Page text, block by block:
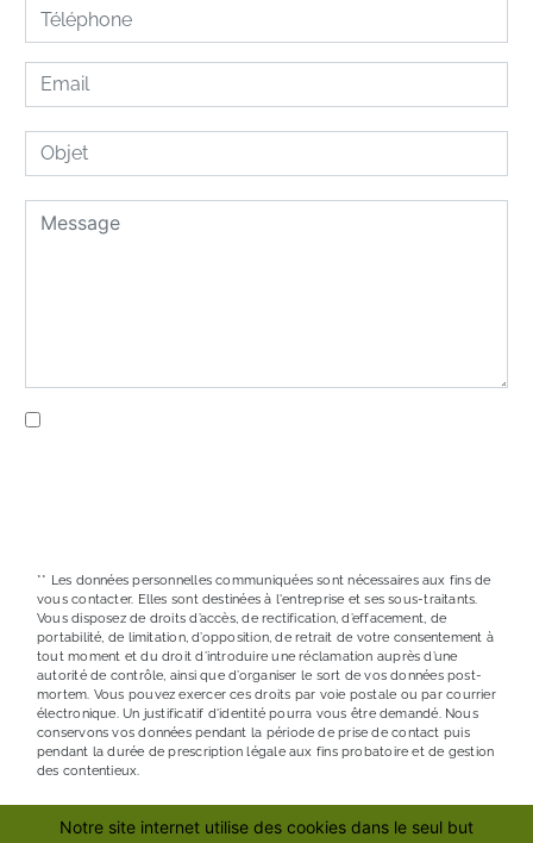
** Les données personnelles communiquées sont nécessaires aux fins de
vous contacter. Elles sont destinées à l'entreprise et ses sous-traitants.
Vous disposez de droits d’accès, de rectification, d’effacement, de
portabilité, de limitation, d’opposition, de retrait de votre consentement à
tout moment et du droit d’introduire une réclamation auprès d’une
autorité de contrôle, ainsi que d’organiser le sort de vos données post-
mortem. Vous pouvez exercer ces droits par voie postale ou par courrier
électronique. Un justificatif d'identité pourra vous être demandé. Nous
conservons vos données pendant la période de prise de contact puis
pendant la durée de prescription légale aux fins probatoire et de gestion
des contentieux.
Notre site internet utilise des cookies dans le seul but